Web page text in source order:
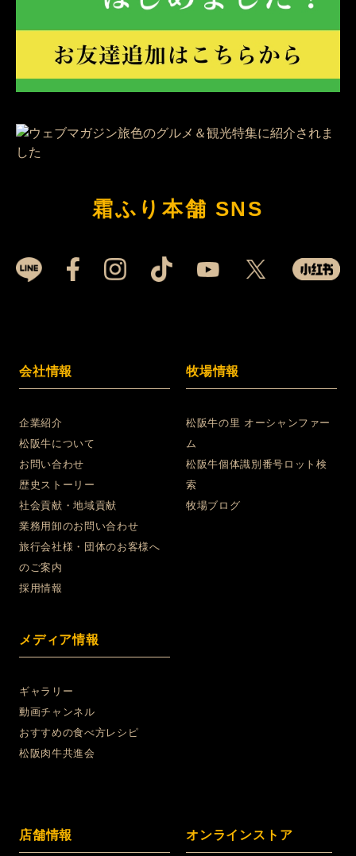
霜ふり本舗 SNS
会社情報
企業紹介
松阪牛について
お問い合わせ
歴史ストーリー
社会貢献・地域貢献
業務用卸のお問い合わせ
旅行会社様・団体のお客様へ
のご案内
採用情報
メディア情報
ギャラリー
動画チャンネル
おすすめの食べ方レシピ
松阪肉牛共進会
牧場情報
松阪牛の里 オーシャンファー
ム
松阪牛個体識別番号ロット検
索
牧場ブログ
店舗情報 オンラインストア